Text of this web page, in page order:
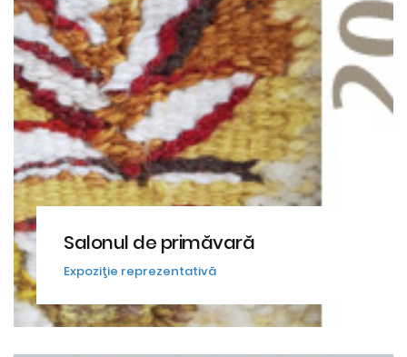
Salonul de primăvară
Expoziţie reprezentativă